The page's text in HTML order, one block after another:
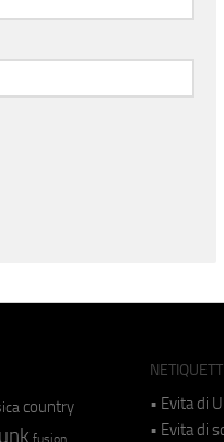
country
fusion
• Evita di
• Evita di